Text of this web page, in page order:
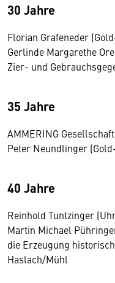
30 Jahre
Florian Grafeneder
Gerlinde Margarethe
Zier- und
35 Jahre
AMMERING
Peter Neundlinger
40 Jahre
Reinhold Tuntzinger
Martin Michael
die Erzeugung
Haslach/Mühl